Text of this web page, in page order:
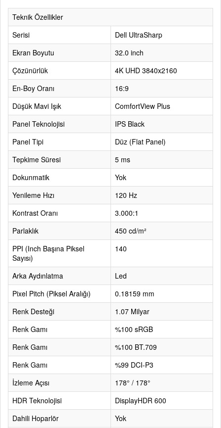
Teknik Özellikler
Serisi
Dell UltraSharp
Ekran Boyutu
32.0 inch
Çözünürlük
4K UHD 3840x2160
En-Boy Oranı
16:9
Düşük Mavi Işık
ComfortView Plus
Panel Teknolojisi
IPS Black
Panel Tipi
Düz (Flat Panel)
Tepkime Süresi
5 ms
Dokunmatik
Yok
Yenileme Hızı
120 Hz
Kontrast Oranı
3.000:1
Parlaklık
450 cd/m²
PPI (Inch Başına Piksel
Sayısı)
140
Arka Aydınlatma
Led
Pixel Pitch (Piksel Aralığı)
0.18159 mm
Renk Desteği
1.07 Milyar
Renk Gamı
%100 sRGB
Renk Gamı
%100 BT.709
Renk Gamı
%99 DCI-P3
İzleme Açısı
178° / 178°
HDR Teknolojisi
DisplayHDR 600
Dahili Hoparlör
Yok